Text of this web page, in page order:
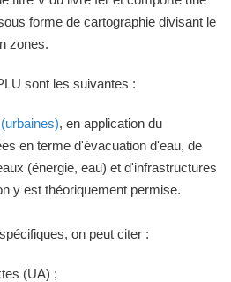
forme de cartographie divisant le
zones.
sont les suivantes :
, en application du
en terme d'évacuation d'eau, de
(énergie, eau) et d'infrastructures
y est théoriquement permise.
on peut citer :
(UA) ;